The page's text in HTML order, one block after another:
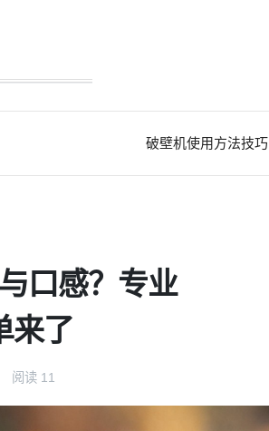
破壁机使用方法技巧
口感？专业
来了
阅读 11